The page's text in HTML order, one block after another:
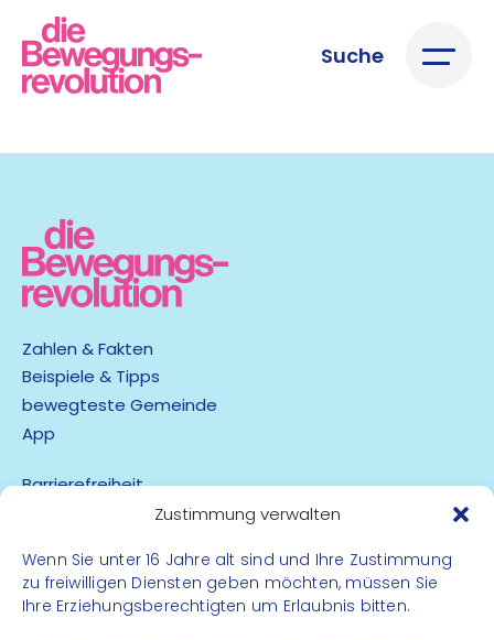
Zustimmung verwalten
Wenn Sie unter 16 Jahre alt sind und Ihre Zustimmung
zu freiwilligen Diensten geben möchten, müssen Sie
Ihre Erziehungsberechtigten um Erlaubnis bitten.
Suche
Zahlen & Fakten
Beispiele & Tipps
bewegteste Gemeinde
App
Barrierefreiheit
Kontakt